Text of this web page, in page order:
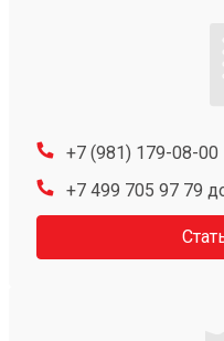
+7 (981) 179-08-00
+7 499 705 97 79